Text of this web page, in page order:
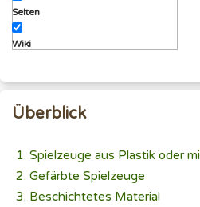
Seiten
Wiki
Überblick
Spielzeuge aus Plastik oder
Gefärbte Spielzeuge
Beschichtetes Material